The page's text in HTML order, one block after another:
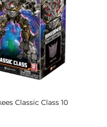
Classic Class 10